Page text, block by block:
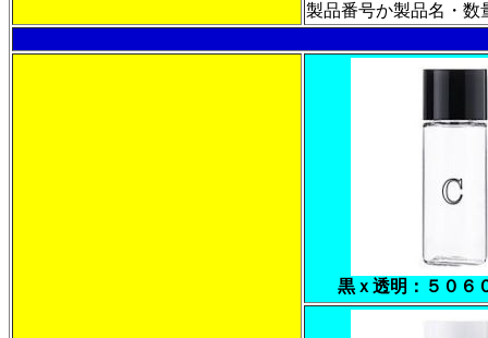
製品番号か製品名・数
黒ｘ透明：５０６